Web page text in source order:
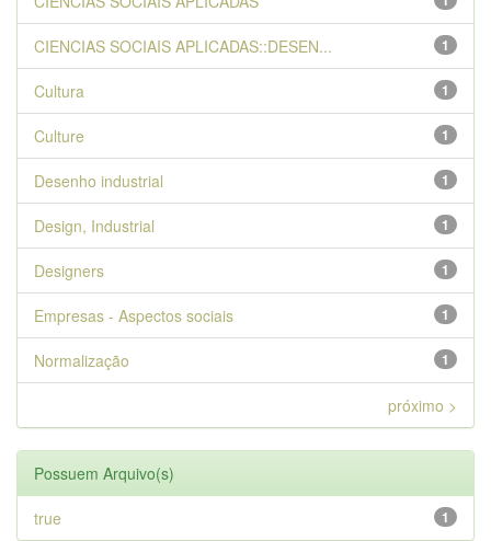
1
CIENCIAS SOCIAIS APLICADAS::DESEN...
1
Cultura
1
Culture
1
Desenho industrial
1
Design, Industrial
1
Designers
1
Empresas - Aspectos sociais
1
Normalização
próximo >
Possuem Arquivo(s)
1
true